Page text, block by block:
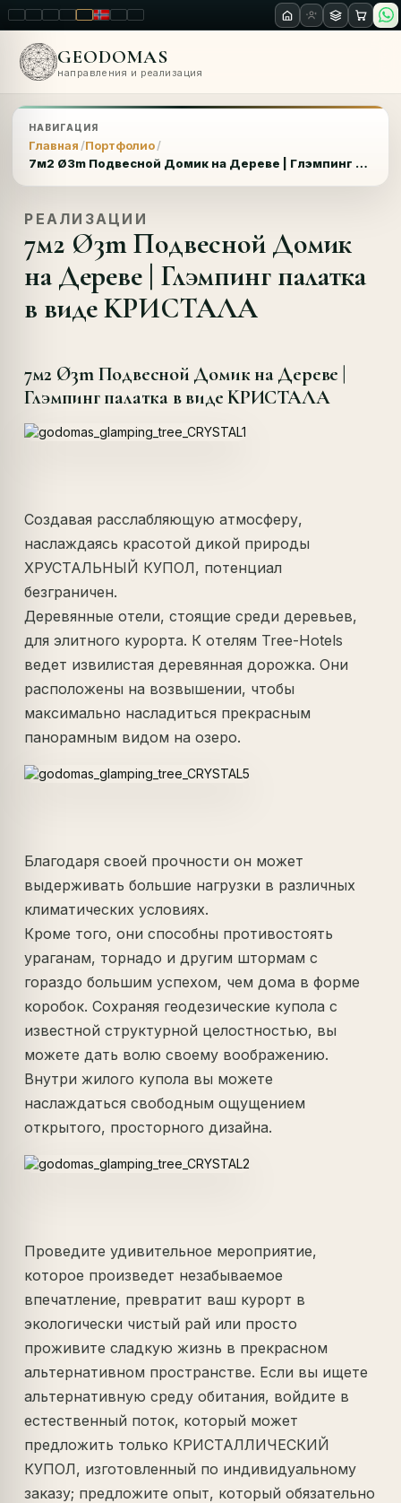
LT ENPL FR RUNOSKRO
GEODOMAS
направления и реализация
НАВИГАЦИЯ
Главная Портфолио
7м2 Ø3m Подвесной Домик на Дереве | Глэмпинг палатка в виде KРИСТАЛА
РЕАЛИЗАЦИИ
7м2 Ø3m Подвесной Домик
на Дереве | Глэмпинг палатка
в виде KРИСТАЛА
7м2 Ø3m Подвесной Домик на Дереве |
Глэмпинг палатка в виде KРИСТАЛА
Создавая расслабляющую атмосферу,
наслаждаясь красотой дикой природы
ХРУСТАЛЬНЫЙ КУПОЛ, потенциал
безграничен.
Деревянные отели, стоящие среди деревьев,
для элитного курорта. К отелям Tree-Hotels
ведет извилистая деревянная дорожка. Они
расположены на возвышении, чтобы
максимально насладиться прекрасным
панорамным видом на озеро.
Благодаря своей прочности он может
выдерживать большие нагрузки в различных
климатических условиях.
Кроме того, они способны противостоять
ураганам, торнадо и другим штормам с
гораздо большим успехом, чем дома в форме
коробок. Сохраняя геодезические купола с
известной структурной целостностью, вы
можете дать волю своему воображению.
Внутри жилого купола вы можете
наслаждаться свободным ощущением
открытого, просторного дизайна.
Проведите удивительное мероприятие,
которое произведет незабываемое
впечатление, превратит ваш курорт в
экологически чистый рай или просто
проживите сладкую жизнь в прекрасном
альтернативном пространстве. Если вы ищете
альтернативную среду обитания, войдите в
естественный поток, который может
предложить только КРИСТАЛЛИЧЕСКИЙ
КУПОЛ, изготовленный по индивидуальному
заказу; предложите опыт, который обязательно